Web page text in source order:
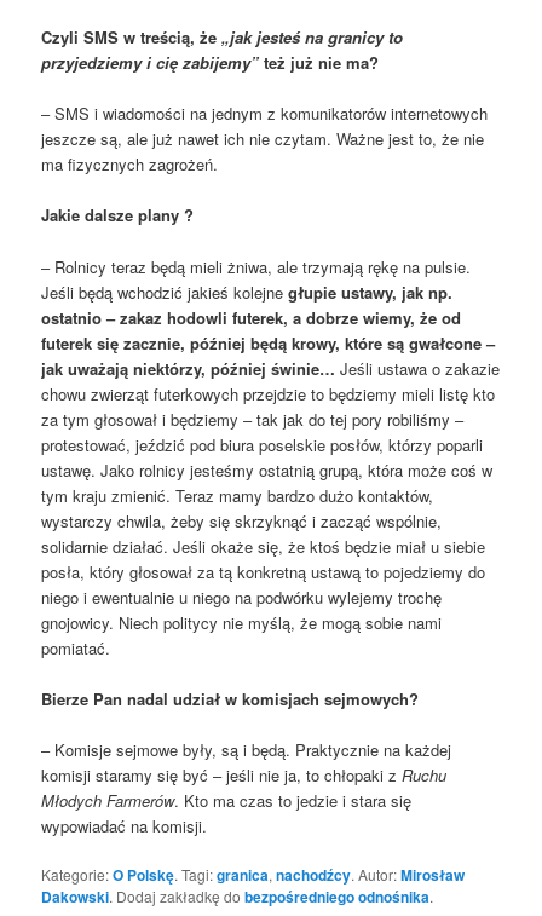
Czyli SMS w treścią, że„jak jesteś na granicy to
przyjedziemy i cię zabijemy” też już nie ma?
– SMS i wiadomości na jednym z komunikatorów internetowych
jeszcze są, ale już nawet ich nie czytam. Ważne jest to, że nie
ma fizycznych zagrożeń.
Jakie dalsze plany ?
– Rolnicy teraz będą mieli żniwa, ale trzymają rękę na pulsie.
Jeśli będą wchodzić jakieś kolejnegłupie ustawy, jak np.
ostatnio – zakaz hodowli futerek, a dobrze wiemy, że od
futerek się zacznie, później będą krowy, które są gwałcone –
jak uważają niektórzy, później świnie… Jeśli ustawa o zakazie
chowu zwierząt futerkowych przejdzie to będziemy mieli listę kto
za tym głosował i będziemy – tak jak do tej pory robiliśmy –
protestować, jeździć pod biura poselskie posłów, którzy poparli
ustawę. Jako rolnicy jesteśmy ostatnią grupą, która może coś w
tym kraju zmienić. Teraz mamy bardzo dużo kontaktów,
wystarczy chwila, żeby się skrzyknąć i zacząć wspólnie,
solidarnie działać. Jeśli okaże się, że ktoś będzie miał u siebie
posła, który głosował za tą konkretną ustawą to pojedziemy do
niego i ewentualnie u niego na podwórku wylejemy trochę
gnojowicy. Niech politycy nie myślą, że mogą sobie nami
pomiatać.
Bierze Pan nadal udział w komisjach sejmowych?
– Komisje sejmowe były, są i będą. Praktycznie na każdej
komisji staramy się być – jeśli nie ja, to chłopaki zRuchu
Młodych Farmerów. Kto ma czas to jedzie i stara się
wypowiadać na komisji.
Kategorie:O Polskę. Tagi:granica,nachodźcy. Autor:Mirosław
Dakowski. Dodaj zakładkę dobezpośredniego odnośnika.